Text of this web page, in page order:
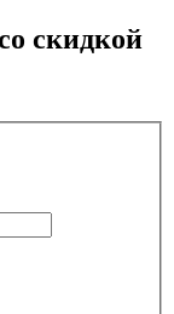
скидкой